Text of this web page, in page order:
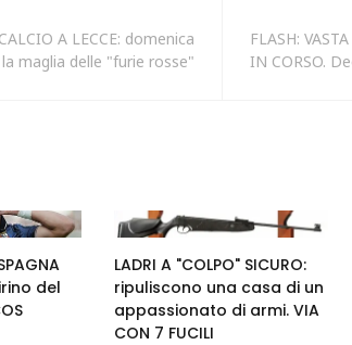
A LECCE: domenica
maglia delle "furie rosse"
FLASH:
IN CORSO.
del
LADRI A "COLPO" SICURO:
ripuliscono una casa di un
appassionato di armi. VIA
CON 7 FUCILI